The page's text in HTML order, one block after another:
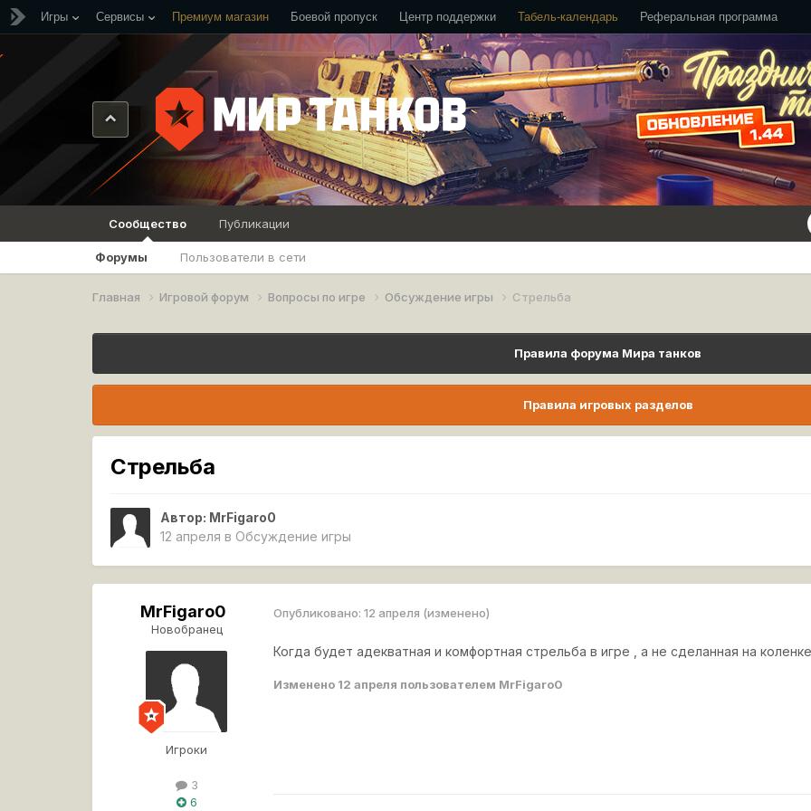
Игры Сервисы Премиум магазин Боевой пропуск Центр поддержки Табель-календарь Реферальная программа
Сообщество
Форумы Пользователи в сети
Публикации
Главная Игровой форум Вопросы по игре Обсуждение игры Стрельба
Правила форума Мира танков
Правила игровых разделов
Стрельба
Автор: MrFigaro0
12 апреля в Обсуждение игры
MrFigaro0
Новобранец
Игроки
3
6
Опубликовано:12 апреля (изменено)
Когда будет адекватная и комфортная стрельба в игре , а не сделанная на
Изменено 12 апреля пользователем MrFigaro0